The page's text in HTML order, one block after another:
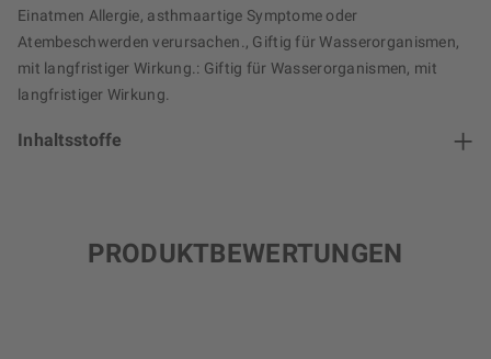
Einatmen Allergie, asthmaartige Symptome oder
Atembeschwerden verursachen., Giftig für Wasserorganismen,
mit langfristiger Wirkung.: Giftig für Wasserorganismen, mit
langfristiger Wirkung.
Inhaltsstoffe
PRODUKTBEWERTUNGEN